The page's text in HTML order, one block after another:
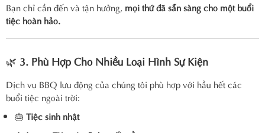
Bạn chỉ cần đến và tận hưởng, mọi thứ đã sẵn sàng cho một buổi
tiệc hoàn hảo.
🌿 3. Phù Hợp Cho Nhiều Loại Hình Sự Kiện
Dịch vụ BBQ lưu động của chúng tôi phù hợp với hầu hết các
buổi tiệc ngoài trời:
🎂 Tiệc sinh nhật